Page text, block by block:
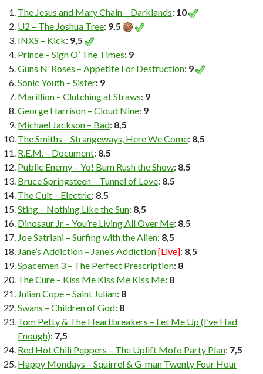
The Jesus and Mary Chain – Darklands: 10
U2 – The Joshua Tree: 9,5
INXS – Kick: 9,5
Prince – Sign O’ The Times: 9
Guns N’ Roses – Appetite For Destruction: 9
Sonic Youth – Sister: 9
Marillion – Clutching at Straws: 9
George Harrison – Cloud Nine: 9
Michael Jackson – Bad: 8,5
The Smiths – Strangeways, Here We Come: 8,5
R.E.M. – Document: 8,5
Public Enemy – Yo! Bum Rush the Show: 8,5
Bruce Springsteen – Tunnel of Love: 8,5
The Cult – Electric: 8,5
Sting – Nothing Like the Sun: 8,5
Dinosaur Jr – You’re Living All Over Me: 8,5
Joe Satriani – Surfing with the Alien: 8,5
Jane’s Addiction – Jane’s Addiction[Live]: 8,5
Spacemen 3 – The Perfect Prescription: 8
The Cure – Kiss Me Kiss Me Kiss Me: 8
Julian Cope – Saint Julian: 8
Swans – Children of God: 8
Tom Petty & The Heartbreakers – Let Me Up (I’ve Had
Enough): 7,5
Red Hot Chili Peppers – The Uplift Mofo Party Plan: 7,5
Happy Mondays – Squirrel & G-man Twenty Four Hour